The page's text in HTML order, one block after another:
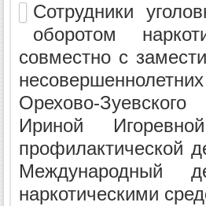
Сотрудники
оборотом
совместно с
Орехово-
Ириной
профилактической
Международный
наркотическими